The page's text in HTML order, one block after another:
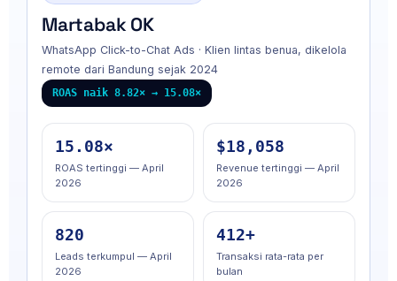
Martabak OK
WhatsApp Click-to-Chat Ads · Klien lintas benua, dikelola
remote dari Bandung sejak 2024
ROAS naik 8.82× → 15.08×
15.08×
ROAS tertinggi — April
2026
$18,058
Revenue tertinggi — April
2026
820
Leads terkumpul — April
2026
412+
Transaksi rata-rata per
bulan